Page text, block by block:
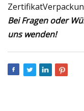
Bei Fragen oder
uns wenden!